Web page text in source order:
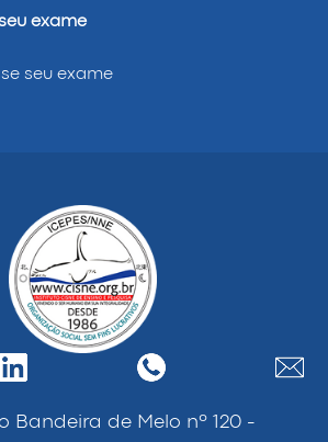
exame
seu exame
Bandeira de Melo nº 120 -